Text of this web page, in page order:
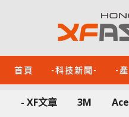
首頁 -科技新聞- -
- XF文章 3M